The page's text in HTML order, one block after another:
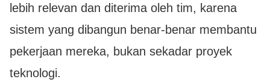
lebih relevan dan diterima oleh tim, karena
sistem yang dibangun benar-benar membantu
pekerjaan mereka, bukan sekadar proyek
teknologi.